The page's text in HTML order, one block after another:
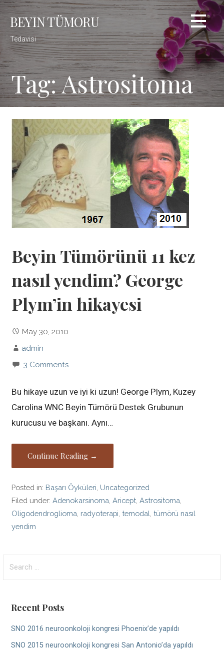
Skip
BEYIN TÜMORU
Tedavisi
Tag: Astrositoma
Beyin Tümörünü 11 kez
nasıl yendim? George
Plym’in hikayesi
May 30, 2010
admin
3 Comments
Bu hikaye uzun ve iyi ki uzun! George Plym, Kuzey
Carolina WNC Beyin Tümörü Destek Grubunun
kurucusu ve başkanı. Aynı…
Continue Reading →
Posted in: Başarı Öyküleri Uncategorized
Filed under:Adenokarsinoma ,Aricept ,Astrositoma
Oligodendroglioma radyoterapi ,temodal ,tümörü nasıl
yendim
for:
Recent Posts
SNO 2016 neuroonkoloji kongresi Phoenix’de yapıldı
SNO 2015 neuroonkoloji kongresi San Antonio’da yapıldı